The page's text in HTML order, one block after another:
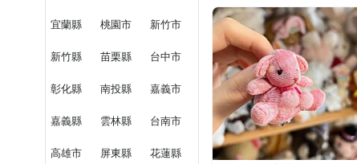
宜蘭縣 桃園市 新竹市
新竹縣 苗栗縣 台中市
彰化縣 南投縣 嘉義市
嘉義縣 雲林縣 台南市
高雄市 屏東縣 花蓮縣